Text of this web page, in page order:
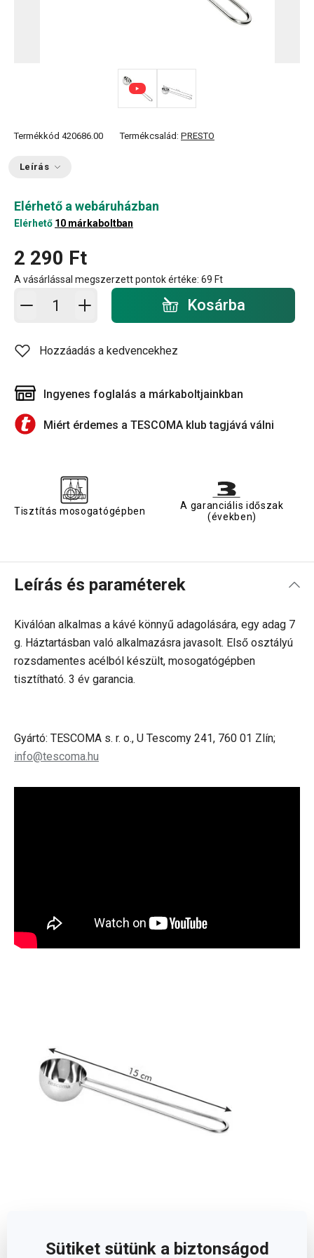
Sütiket sütünk a biztonságod
Termékkód 420686.00 Termékcsalád: PRESTO
Leírás
Elérhető a webáruházban
Elérhető 10 márkaboltban
2 290 Ft
A vásárlással megszerzett pontok értéke: 69 Ft
Kosárba - mennyiség Kosárba
Hozzáadás a kedvencekhez
Ingyenes foglalás a márkaboltjainkban
Miért érdemes a TESCOMA klub tagjává válni
Tisztítás mosogatógépben
A garanciális időszak
(években)
Leírás és paraméterek
Kiválóan alkalmas a kávé könnyű adagolására, egy adag 7
g. Háztartásban való alkalmazásra javasolt. Első osztályú
rozsdamentes acélból készült, mosogatógépben
tisztítható. 3 év garancia.
Gyártó: TESCOMA s. r. o., U Tescomy 241, 760 01 Zlín;
info@tescoma.hu